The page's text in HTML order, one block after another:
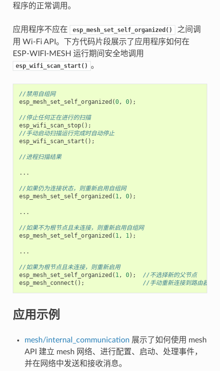
程序的正常调用。
应用程序不应在 esp_mesh_set_self_organized()
之间调
用 Wi-Fi API。下方代码片段展示了应用程序如何在
ESP-WIFI-MESH 运行期间安全地调用
esp_wifi_scan_start() 。
//禁用自组网
esp_mesh_set_self_organized (0, 0);
//停止任何正在进行的扫描
esp_wifi_scan_stop();
//手动启动扫描运行完成时自动停止
esp_wifi_scan_start ();
//进程扫描结果
...
//如果仍为连接状态，则重新启用自组网
esp_mesh_set_self_organized ( 1, 0);
...
//如果不为根节点且未连接，则重新启用自组网
esp_mesh_set_self_organized ( 1, 1);
...
//如果为根节点且未连接，则重新启用
esp_mesh_set_self_organized ( 1, 0);
//不选择新的父节点
esp_mesh_connect (); //手动重新连接到路由器
应用示例
mesh/internal_communication 展示了如何使用 mesh
API 建立 mesh 网络、进行配置、启动、处理事件，
并在网络中发送和接收消息。